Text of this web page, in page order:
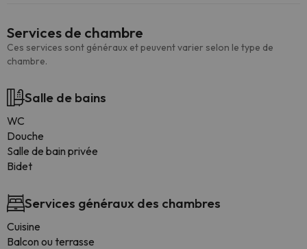
Services de chambre
Ces services sont généraux et peuvent varier selon le type de
chambre.
Salle de bains
WC
Douche
Salle de bain privée
Bidet
Services généraux des chambres
Cuisine
Balcon ou terrasse